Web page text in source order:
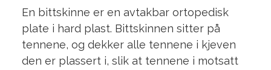
En bittskinne er en avtakbar ortopedisk
plate i hard plast. Bittskinnen sitter på
tennene, og dekker alle tennene i kjeven
den er plassert i, slik at tennene i motsatt